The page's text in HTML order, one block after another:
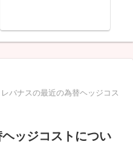
レバナスの最近の為替ヘッジコス
ッジコストについ